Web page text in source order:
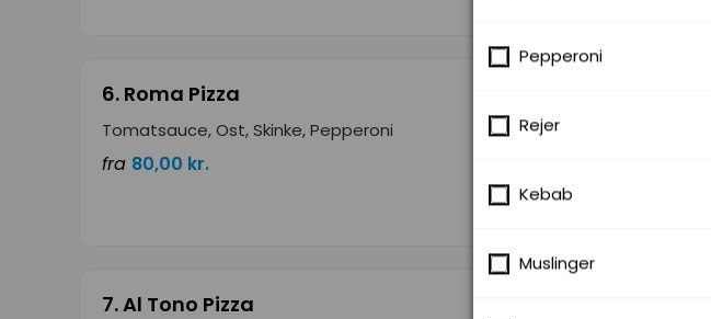
6. Roma Pizza
Tomatsauce, Ost, Skinke, Pepperoni
fra 80,00 kr.
7. Al Tono Pizza
Pepperoni
Rejer
Kebab
Muslinger